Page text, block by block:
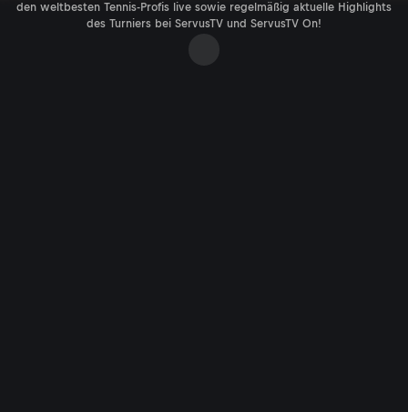
den weltbesten Tennis-Profis live sowie regelmäßig aktuelle Highlights
des Turniers bei ServusTV und ServusTV On!